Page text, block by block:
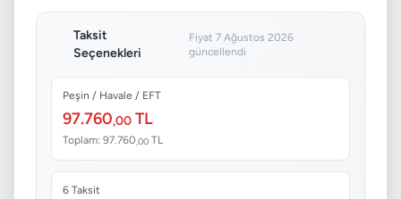
Taksit
Seçenekleri
Fiyat 7 Ağustos 2026
güncellendi
Peşin / Havale / EFT
97.760,00 TL
Toplam: 97.760,00 TL
6 Taksit